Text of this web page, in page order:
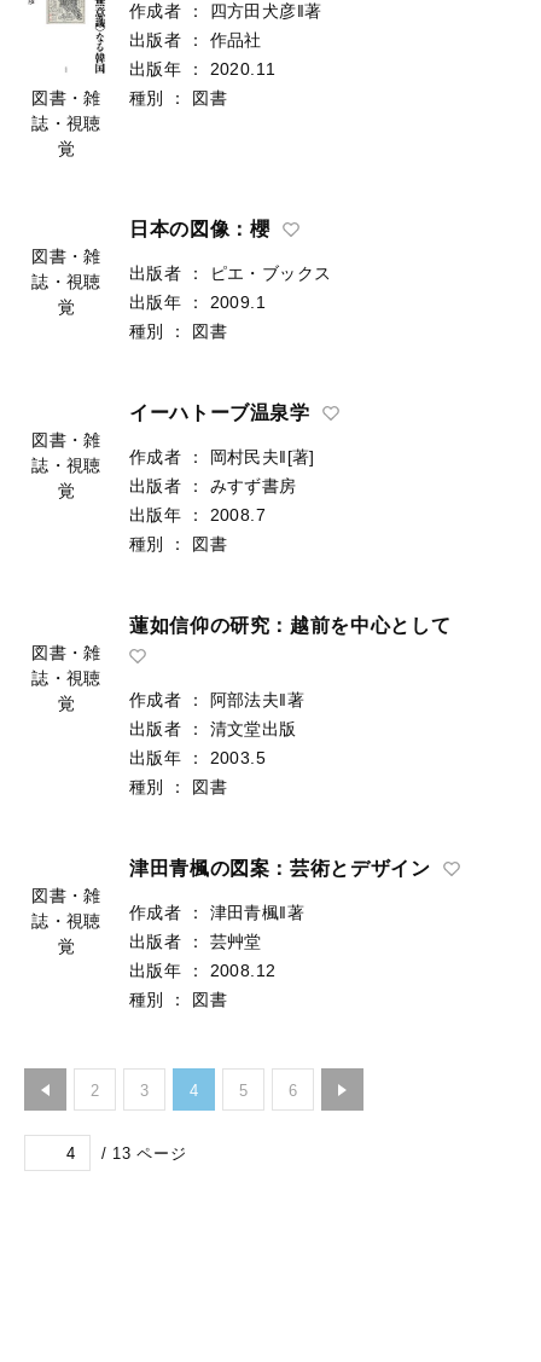
図書・雑
誌・視聴
覚
作成者 ：
四方田犬彦‖著
出版者
：
作品社
出版年
：
2020.11
種別
： 図書
図書・雑
誌・視聴
覚
日本の図像：櫻
出版者 ：
ピエ・ブックス
出版年
：
2009.1
種別
： 図書
図書・雑
誌・視聴
覚
イーハトーブ温泉学
作成者 ：
岡村民夫‖[著]
出版者
：
みすず書房
出版年
：
2008.7
種別
： 図書
図書・雑
誌・視聴
覚
蓮如信仰の研究：越前を中心として
作成者 ：
阿部法夫‖著
出版者
：
清文堂出版
出版年
：
2003.5
種別
： 図書
図書・雑
誌・視聴
覚
津田青楓の図案：芸術とデザイン
作成者 ：
津田青楓‖著
出版者
：
芸艸堂
出版年
：
2008.12
種別
： 図書
2 3 4 5 6
/ 13 ページ